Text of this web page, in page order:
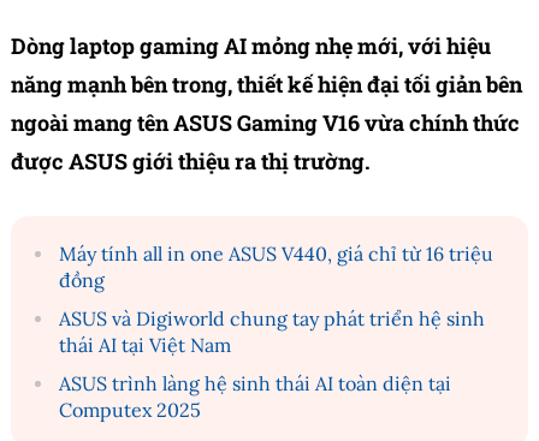
Dòng laptop gaming AI mỏng nhẹ mới, với hiệu
năng mạnh bên trong, thiết kế hiện đại tối giản bên
ngoài mang tên ASUS Gaming V16 vừa chính thức
được ASUS giới thiệu ra thị trường.
Máy tính all in one ASUS V440, giá chỉ từ 16 triệu
đồng
ASUS và Digiworld chung tay phát triển hệ sinh
thái AI tại Việt Nam
ASUS trình làng hệ sinh thái AI toàn diện tại
Computex 2025